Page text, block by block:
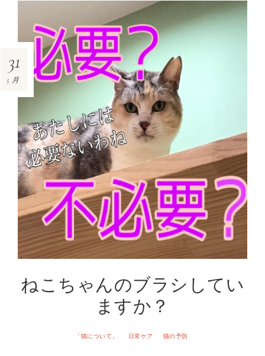
ねこちゃんのブラシしてい
ますか？
「猫について」 · 日常ケア · 猫の予防
31
5月